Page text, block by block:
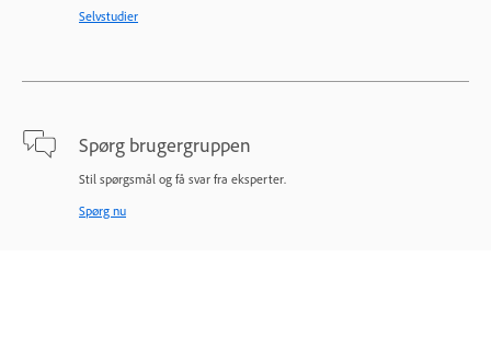
Selvstudier
Spørg brugergruppen
Stil spørgsmål og få svar fra eksperter.
Spørg nu